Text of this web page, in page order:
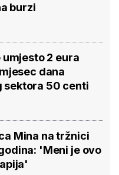
burzi
2 eura
dana
sektora 50 centi
Mina na tržnici
'Meni je ovo